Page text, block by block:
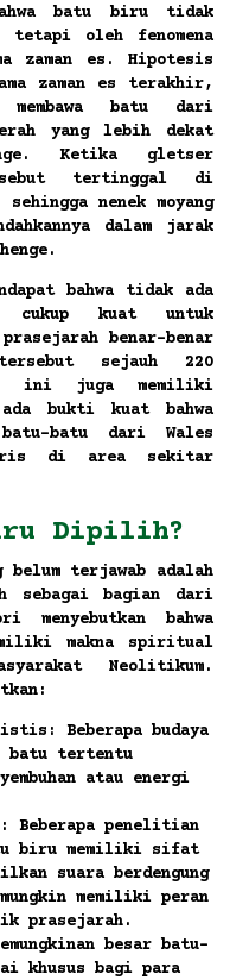
batu biru tidak
tetapi oleh fenomena
zaman es. Hipotesis
zaman es terakhir,
batu dari
yang lebih dekat
Ketika gletser
tertinggal di
nenek moyang
dalam jarak
bahwa tidak ada
cukup kuat untuk
prasejarah benar-benar
tersebut sejauh 220
ini juga memiliki
bukti kuat bahwa
batu-batu dari Wales
di area sekitar
Dipilih?
belum terjawab adalah
sebagai bagian dari
menyebutkan bahwa
makna spiritual
Neolitikum.
Beberapa budaya
batu tertentu
atau energi
Beberapa penelitian
biru memiliki sifat
suara berdengung
memiliki peran
prasejarah.
besar batu-
khusus bagi para